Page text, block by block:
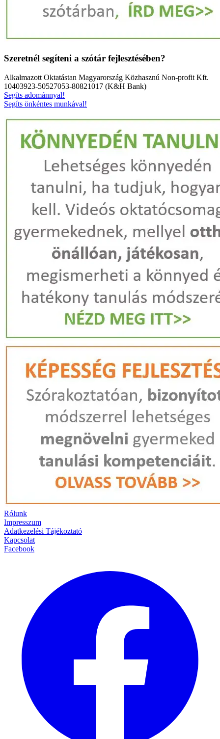
Szeretnél segíteni a szótár fejlesztésében?
Alkalmazott Oktatástan Magyarország Közhasznú Non-profit Kft.
10403923-50527053-80821017 (K&H Bank)
Segíts adománnyal!
Segíts önkéntes munkával!
Rólunk
Impresszum
Adatkezelési Tájékoztató
Kapcsolat
Facebook